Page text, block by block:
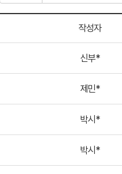
작성자
신부*
제민*
박시*
박시*